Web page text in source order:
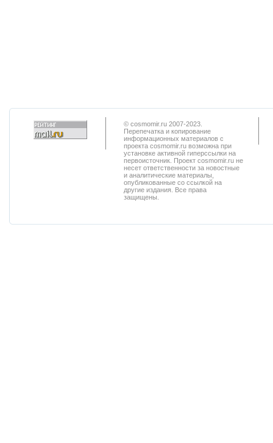
© cosmomir.ru 2007-2023.
Перепечатка и копирование
информационных материалов с
проекта cosmomir.ru возможна при
установке активной гиперссылки на
первоисточник. Проект cosmomir.ru не
несет ответственности за новостные
и аналитические материалы,
опубликованные со ссылкой на
другие издания. Все права
защищены.